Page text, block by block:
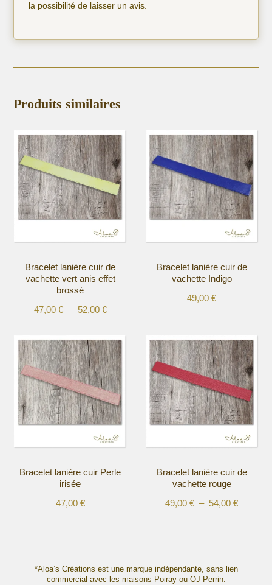
la possibilité de laisser un avis.
Produits similaires
Bracelet lanière cuir de
vachette vert anis effet
brossé
47,00 € – 52,00 €Plage
47,00 €
à
52,00 €
plusieurs
variations.
Les
options
peuvent
être
sur
page
Bracelet lanière cuir de
vachette Indigo
49,00€
plusieurs
variations.
Les
options
peuvent
être
sur
page
produit
Bracelet lanière cuir Perle
irisée
47,00 €
variations.
Bracelet lanière cuir de
vachette rouge
49,00€ – 54,00€Plage
54,00 €
variations.
Les
*Aloa’s Créations est une marque indépendante, sans lien
commercial avec les maisons Poiray ou OJ Perrin.